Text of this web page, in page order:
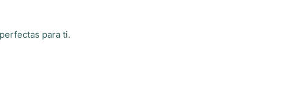
para ti.